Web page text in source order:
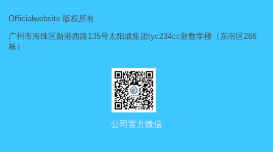
Officialwebsite 版权所有
广州市海珠区新港西路135号太阳成集团tyc234cc新数学楼（东南区266
栋）
公司官方微信